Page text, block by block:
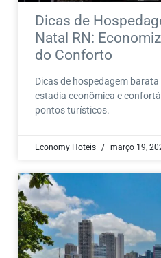
Dicas de
Natal RN:
do Conforto
Dicas de hospedagem
estadia econômica e
pontos turísticos.
Economy Hoteis março 19,